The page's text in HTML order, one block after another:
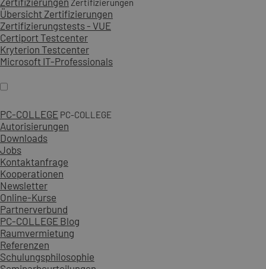
Zertifizierungen
Übersicht Zertifizierungen
Zertifizierungstests - VUE
Certiport Testcenter
Kryterion Testcenter
Microsoft IT-Professionals
PC-COLLEGE PC-COLLEGE
Autorisierungen
Downloads
Jobs
Kontaktanfrage
Kooperationen
Newsletter
Online-Kurse
Partnerverbund
PC-COLLEGE Blog
Raumvermietung
Referenzen
Schulungsphilosophie